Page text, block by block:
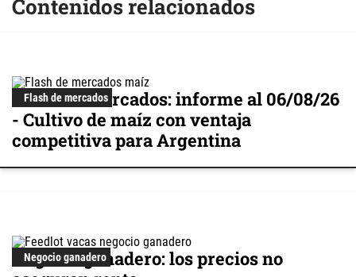
Contenidos relacionados
Flash de mercados
Flash de mercados: informe al 06/08/26
- Cultivo de maíz con ventaja
competitiva para Argentina
Negocio ganadero
Negocio ganadero: los precios no